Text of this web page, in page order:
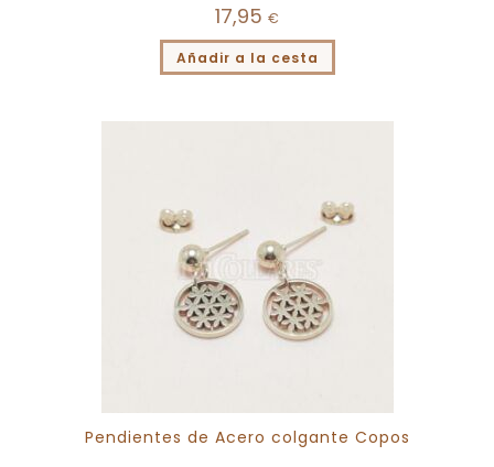
17,95 €
Añadir a la cesta
Pendientes de Acero colgante Copos